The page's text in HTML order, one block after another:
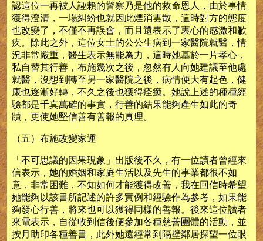
認這位一再被人誣賴的警察乃是他的救命恩人，由於事情
獲得澄清，一場糾紛也就因此煙消雲散，這時對方的態度
也改變了，不僅不再誤會，而且還表示了衷心的感激和歉
疚。除此之外，這位女士的公公生病到一家醫院就醫，情
況非常嚴重，醫生表示無能為力，這時她基於一片孝心，
私自替其行善，布施幾次之後，忽然有人向她建議至他處
就醫，沒想到轉至另一家醫院之後，病情便大有起色，健
康也逐漸好轉，不久之後也獲得痊癒。她說上述的種種經
驗都是千真萬確的事實，行善的結果能夠產生如此的奇
蹟，更使她堅信善有善報的真理。
（五）布施改變家運
「不可思議的因果現象」出版後不久，有一位讀者曾經來
信表示，她的婚姻和家庭生活以及先生的事業都很不如
意，非常困難，不知如何才能獲得改善，我在回信時希望
她能夠以該書所記述的許多實例和經驗作為參考，如果能
夠發心行善，將來也可以獲得同樣的善報。後來這位讀者
來電表示，自從收到信後便參加各種慈善團體的活動，並
按月助印各種善書，此外她還經常到隔壁鄰居探望一位眼